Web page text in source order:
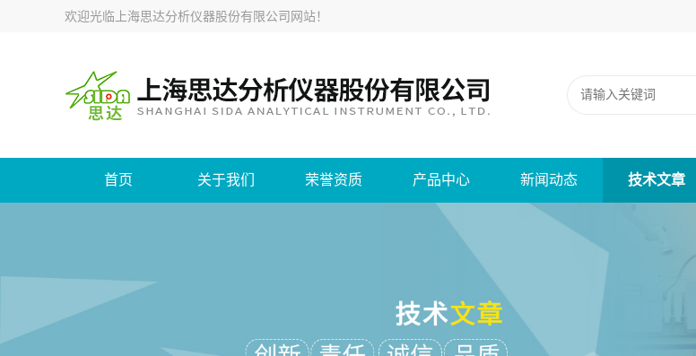
欢迎光临 上海思达分析仪器股份有限公司网站！
首页 关于我们 荣誉资质 产品中心 新闻动态 技术文章